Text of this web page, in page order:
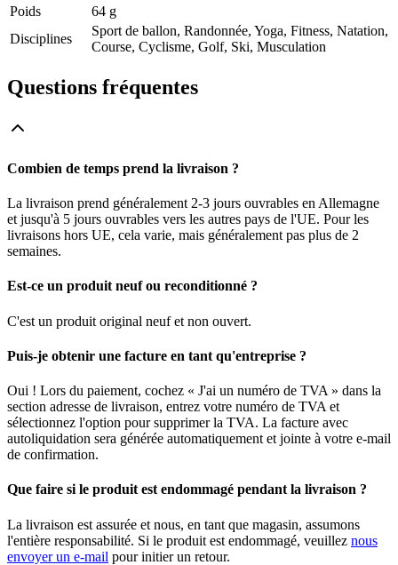
Poids
64 g
Disciplines
Sport de ballon, Randonnée, Yoga, Fitness, Natation,
Course, Cyclisme, Golf, Ski, Musculation
Questions fréquentes
Combien de temps prend la livraison ?
La livraison prend généralement 2-3 jours ouvrables en Allemagne
et jusqu'à 5 jours ouvrables vers les autres pays de l'UE. Pour les
livraisons hors UE, cela varie, mais généralement pas plus de 2
semaines.
Est-ce un produit neuf ou reconditionné ?
C'est un produit original neuf et non ouvert.
Puis-je obtenir une facture en tant qu'entreprise ?
Oui ! Lors du paiement, cochez « J'ai un numéro de TVA » dans la
section adresse de livraison, entrez votre numéro de TVA et
sélectionnez l'option pour supprimer la TVA. La facture avec
autoliquidation sera générée automatiquement et jointe à votre e-mail
de confirmation.
Que faire si le produit est endommagé pendant la livraison ?
La livraison est assurée et nous, en tant que magasin, assumons
l'entière responsabilité. Si le produit est endommagé, veuillez nous
envoyer un e-mail pour initier un retour.